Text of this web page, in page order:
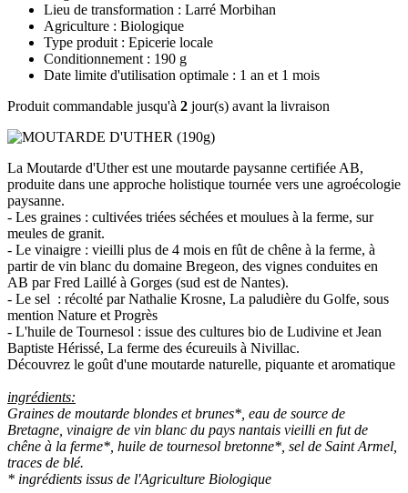
Lieu de transformation : Larré Morbihan
Agriculture : Biologique
Type produit : Epicerie locale
Conditionnement : 190 g
Date limite d'utilisation optimale : 1 an et 1 mois
Produit commandable jusqu'à 2 jour(s) avant la livraison
La Moutarde d'Uther est une moutarde paysanne certifiée AB,
produite dans une approche holistique tournée vers une agroécologie
paysanne.
- Les graines : cultivées triées séchées et moulues à la ferme, sur
meules de granit.
- Le vinaigre : vieilli plus de 4 mois en fût de chêne à la ferme, à
partir de vin blanc du domaine Bregeon, des vignes conduites en
AB par Fred Laillé à Gorges (sud est de Nantes).
- Le sel : récolté par Nathalie Krosne, La paludière du Golfe, sous
mention Nature et Progrès
- L'huile de Tournesol : issue des cultures bio de Ludivine et Jean
Baptiste Hérissé, La ferme des écureuils à Nivillac.
Découvrez le goût d'une moutarde naturelle, piquante et aromatique
ingrédients:
Graines de moutarde blondes et brunes*, eau de source de
Bretagne, vinaigre de vin blanc du pays nantais vieilli en fut de
chêne à la ferme*, huile de tournesol bretonne*, sel de Saint Armel,
traces de blé.
* ingrédients issus de l'Agriculture Biologique